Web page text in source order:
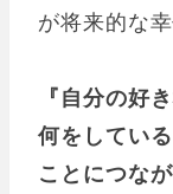
が将来的な
『自分の好
何をしてい
ことにつな